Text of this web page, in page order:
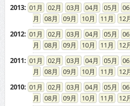
08
09 10 11
12
01 02 03 04 05 06
08
09 10 11
12
01 02 03 04 05 06
08
09 10 11
12
01 02 03 04 05 06
08
09 10 11
12
01 02 03 04 05 06